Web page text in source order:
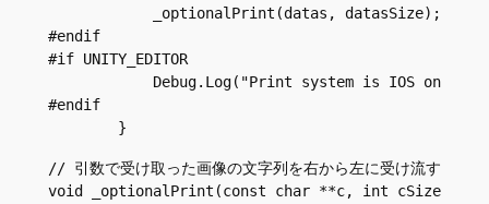
            _optionalPrint(datas, datasSize);
#endif
#if UNITY_EDITOR
            Debug.Log("Print system is IOS only");
#endif
// 引数で受け取った画像の文字列を右から左に受け流すだけ
void _optionalPrint(const char **c, int cSize){